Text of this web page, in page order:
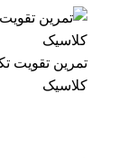
تمرین تقویت
کلاسیک